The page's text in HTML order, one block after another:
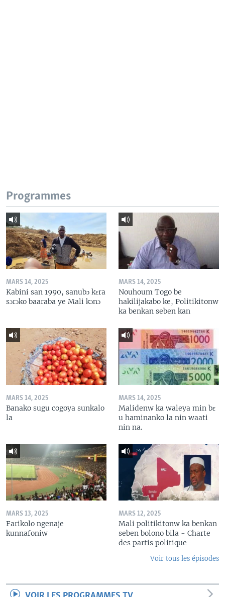
Programmes
MARS 14, 2025
Kabini san 1990, sanubɔ kɛra
sɔrɔko baaraba ye Mali kɔnɔ
MARS 14, 2025
Nouhoum Togo be
hakilijakabo ke, Politikitonw
ka benkan seben kan
MARS 14, 2025
Banako sugu cogoya sunkalo
la
MARS 14, 2025
Malidenw ka waleya min bɛ
u haminanko la nin waati
nin na.
MARS 13, 2025
Farikolo ngenaje
kunnafoniw
MARS 12, 2025
Mali politikitonw ka benkan
seben bolono bila - Charte
des partis politique
Voir tous les épisodes